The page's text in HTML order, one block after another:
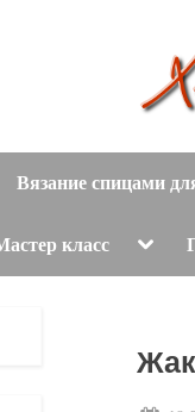
Вязание спицами
класс Toggle
menu